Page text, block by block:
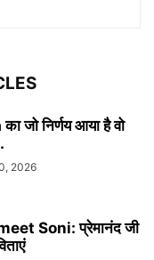
जो निर्णय आया है वो
2026
Soni: प्रेमानंद जी